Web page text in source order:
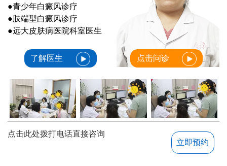
●青少年白癜风诊疗
●肢端型白癜风诊疗
●远大皮肤病医院科室医生
了解医生 点击问诊
点击此处拨打电话直接咨询
立即预约